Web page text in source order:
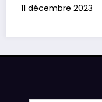
11 décembre 2023